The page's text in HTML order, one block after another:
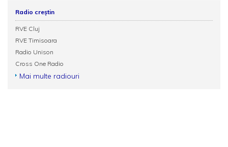
Radio creștin
RVE Cluj
RVE Timisoara
Radio Unison
Cross One Radio
Mai multe radiouri